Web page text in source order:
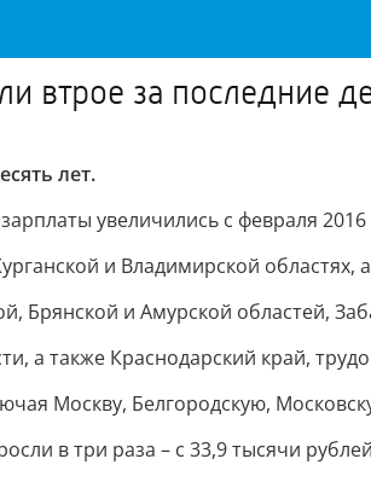
втрое за последние
лет.
увеличились с февраля
и Владимирской областях,
и Амурской областей,
а также Краснодарский край,
Москву, Белгородскую,
в три раза – с 33,9 тысячи